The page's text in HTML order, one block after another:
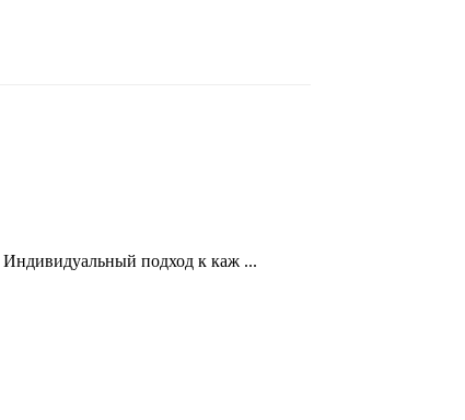
Индивидуальный подход к каж ...